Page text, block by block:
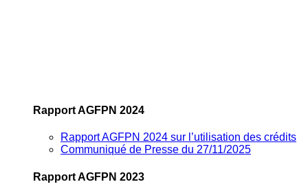
Rapport AGFPN 2024
Rapport AGFPN 2024 sur l’utilisation des crédits
Communiqué de Presse du 27/11/2025
Rapport AGFPN 2023